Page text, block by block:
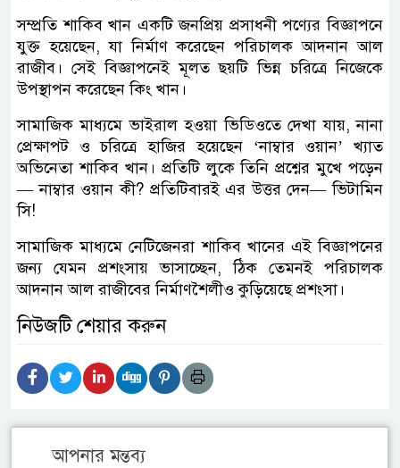
সম্প্রতি শাকিব খান একটি জনপ্রিয় প্রসাধনী পণ্যের বিজ্ঞাপনে
যুক্ত হয়েছেন, যা নির্মাণ করেছেন পরিচালক আদনান আল
রাজীব। সেই বিজ্ঞাপনেই মূলত ছয়টি ভিন্ন চরিত্রে নিজেকে
উপস্থাপন করেছেন কিং খান।
সামাজিক মাধ্যমে ভাইরাল হওয়া ভিডিওতে দেখা যায়, নানা
প্রেক্ষাপট ও চরিত্রে হাজির হয়েছেন ‘নাম্বার ওয়ান’ খ্যাত
অভিনেতা শাকিব খান। প্রতিটি লুকে তিনি প্রশ্নের মুখে পড়েন
— নাম্বার ওয়ান কী? প্রতিটিবারই এর উত্তর দেন— ভিটামিন
সি!
সামাজিক মাধ্যমে নেটিজেনরা শাকিব খানের এই বিজ্ঞাপনের
জন্য যেমন প্রশংসায় ভাসাচ্ছেন, ঠিক তেমনই পরিচালক
আদনান আল রাজীবের নির্মাণশৈলীও কুড়িয়েছে প্রশংসা।
নিউজটি শেয়ার করুন
আপনার মন্তব্য